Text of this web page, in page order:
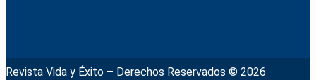
Revista Vida y Éxito – Derechos Reservados © 2026